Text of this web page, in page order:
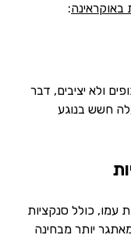
באוקראינה:
ולא יציבים, דבר
חשש בנוגע
עמו, כולל סנקציות
יותר מבחינה